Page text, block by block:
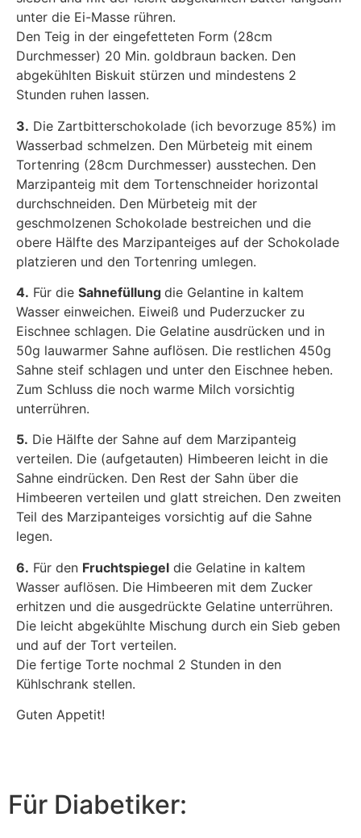
unter die Ei-Masse rühren.
Den Teig in der eingefetteten Form (28cm
Durchmesser) 20 Min. goldbraun backen. Den
abgekühlten Biskuit stürzen und mindestens 2
Stunden ruhen lassen.
3. Die Zartbitterschokolade (ich bevorzuge 85%) im
Wasserbad schmelzen. Den Mürbeteig mit einem
Tortenring (28cm Durchmesser) ausstechen. Den
Marzipanteig mit dem Tortenschneider horizontal
durchschneiden. Den Mürbeteig mit der
geschmolzenen Schokolade bestreichen und die
obere Hälfte des Marzipanteiges auf der Schokolade
platzieren und den Tortenring umlegen.
4. Für die Sahnefüllung die Gelantine in kaltem
Wasser einweichen. Eiweiß und Puderzucker zu
Eischnee schlagen. Die Gelatine ausdrücken und in
50g lauwarmer Sahne auflösen. Die restlichen 450g
Sahne steif schlagen und unter den Eischnee heben.
Zum Schluss die noch warme Milch vorsichtig
unterrühren.
5. Die Hälfte der Sahne auf dem Marzipanteig
verteilen. Die (aufgetauten) Himbeeren leicht in die
Sahne eindrücken. Den Rest der Sahn über die
Himbeeren verteilen und glatt streichen. Den zweiten
Teil des Marzipanteiges vorsichtig auf die Sahne
legen.
6. Für den Fruchtspiegel die Gelatine in kaltem
Wasser auflösen. Die Himbeeren mit dem Zucker
erhitzen und die ausgedrückte Gelatine unterrühren.
Die leicht abgekühlte Mischung durch ein Sieb geben
und auf der Tort verteilen.
Die fertige Torte nochmal 2 Stunden in den
Kühlschrank stellen.
Guten Appetit!
Für Diabetiker: